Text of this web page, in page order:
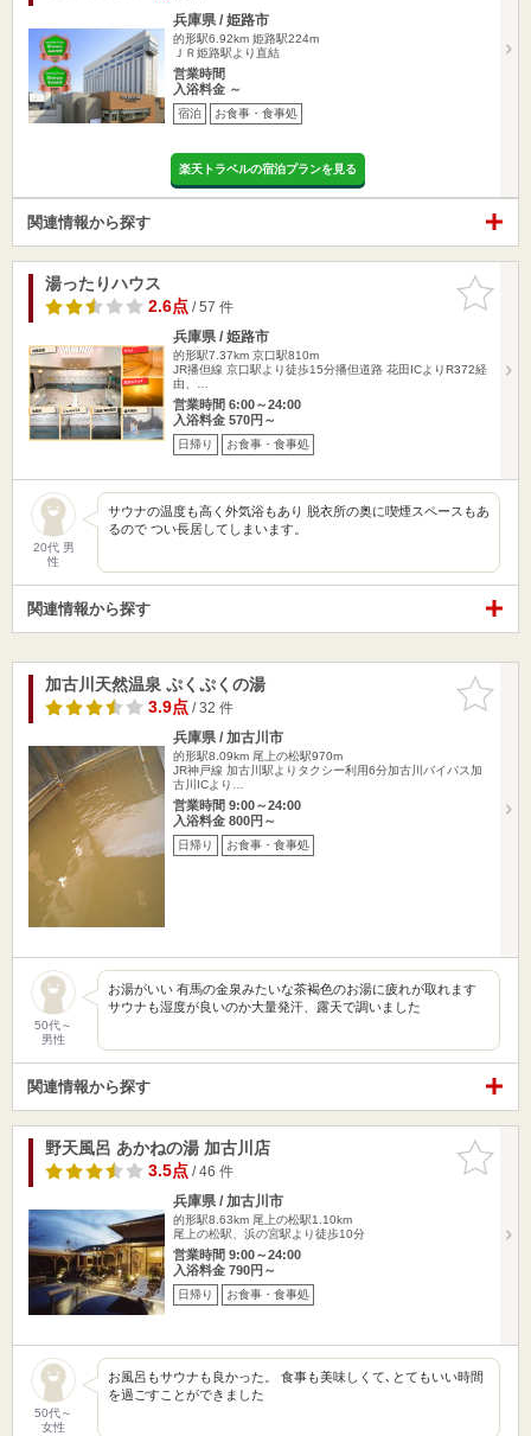
兵庫県 / 姫路市
的形駅6.92km 姫路駅224m
ＪＲ姫路駅より直結
営業時間
入浴料金 ～
宿泊 お食事・食事処
楽天トラベルの宿泊プランを見る
関連情報から探す
お気に入
りに追加
湯ったりハウス
2.6点/ 57 件
兵庫県 / 姫路市
的形駅7.37km 京口駅810m
JR播但線 京口駅より徒歩15分播但道路 花田ICよりR372経
由、…
営業時間 6:00～24:00
入浴料金 570円～
日帰り お食事・食事処
20代 男
性
サウナの温度も高く外気浴もあり 脱衣所の奥に喫煙スペースもあ
るので つい長居してしまいます。
関連情報から探す
お気に入
りに追加
加古川天然温泉 ぷくぷくの湯
3.9点/ 32 件
兵庫県 / 加古川市
的形駅8.09km 尾上の松駅970m
JR神戸線 加古川駅よりタクシー利用6分加古川バイパス加
古川ICより…
営業時間 9:00～24:00
入浴料金 800円～
日帰り お食事・食事処
50代～
男性
お湯がいい 有馬の金泉みたいな茶褐色のお湯に疲れが取れます
サウナも湿度が良いのか大量発汗、露天で調いました
関連情報から探す
お気に入
りに追加
野天風呂 あかねの湯 加古川店
3.5点/ 46 件
兵庫県 / 加古川市
的形駅8.63km 尾上の松駅1.10km
尾上の松駅、浜の宮駅より徒歩10分
営業時間 9:00～24:00
入浴料金 790円～
日帰り お食事・食事処
50代～
女性
お風呂もサウナも良かった。 食事も美味しくて､とてもいい時間
を過ごすことができました